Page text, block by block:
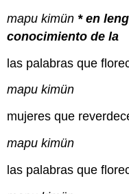
mapu kimün * en
conocimiento de la
las palabras que
mapu kimün
mujeres que
mapu kimün
las palabras que